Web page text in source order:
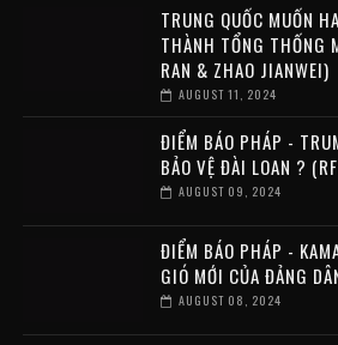
TRUNG QUỐC MUỐN
THÀNH TỔNG THỐNG
RAN & ZHAO JIANWEI)
AUGUST 11, 2024
ĐIỂM BÁO PHÁP -
BẢO VỆ ĐÀI LOAN ?
AUGUST 09, 2024
ĐIỂM BÁO PHÁP -
GIÓ MỚI CỦA ĐẢNG
AUGUST 08, 2024